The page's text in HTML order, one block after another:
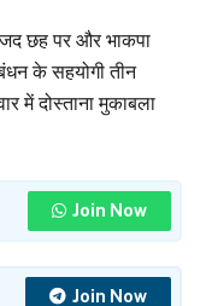
छह पर और भाकपा
के सहयोगी तीन
में दोस्ताना मुकाबला
Join Now
Join Now